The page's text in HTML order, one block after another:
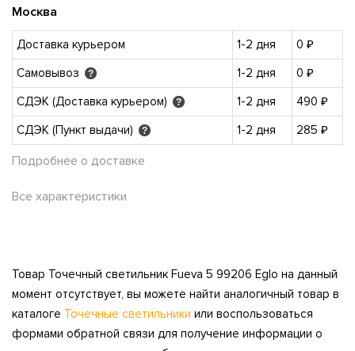
Москва
Доставка курьером 1-2 дня
0 ₽
Самовывоз
? 1-2 дня
0 ₽
СДЭК (Доставка курьером)
? 1-2 дня
490 ₽
СДЭК (Пункт выдачи)
? 1-2 дня 285 ₽
Подробнее о доставке
Все характеристики
Товар Точечный светильник Fueva 5 99206 Eglo на данный
момент отсутствует, вы можете найти аналогичный товар в
каталоге Точечные светильники или воспользоваться
формами обратной связи для получение информации о